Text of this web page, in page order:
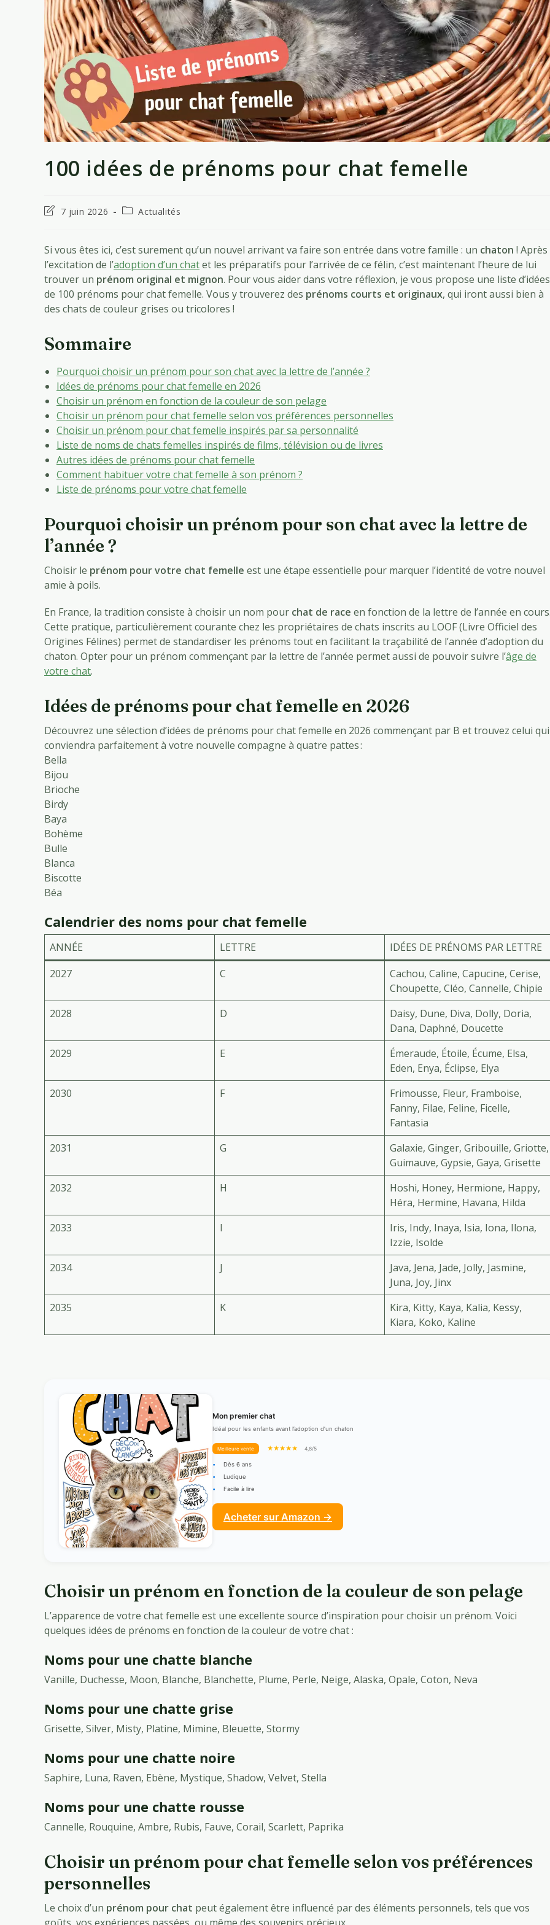
100 idées de prénoms pour chat femelle
Dernière
la
publication :
7 juin 2026
PostActualités
Si vous êtes ici, c’est surement qu’un nouvel arrivant va faire son entrée dans votre famille : un chaton ! Après
l’excitation de l’adoption d’un chatet les préparatifs pour l’arrivée de ce félin, c’est maintenant l’heure de lui
trouver un prénom original et mignon. Pour vous aider dans votre réflexion, je vous propose une liste d’idées
de 100 prénoms pour chat femelle. Vous y trouverez des prénoms courts et originaux, qui iront aussi bien à
des chats de couleur grises ou tricolores !
Sommaire
Pourquoi choisir un prénom pour son chat avec la lettre de l’année ?
Idées de prénoms pour chat femelle en 2026
Choisir un prénom en fonction de la couleur de son pelage
Choisir un prénom pour chat femelle selon vos préférences personnelles
Choisir un prénom pour chat femelle inspirés par sa personnalité
Liste de noms de chats femelles inspirés de films, télévision ou de livres
Autres idées de prénoms pour chat femelle
Comment habituer votre chat femelle à son prénom ?
Liste de prénoms pour votre chat femelle
Pourquoi choisir un prénom pour son chat avec la lettre de
l’année ?
Choisir le prénom pour votre chat femelle est une étape essentielle pour marquer l’identité de votre nouvel
amie à poils.
En France, la tradition consiste à choisir un nom pour chat de race en fonction de la lettre de l’année en
Cette pratique, particulièrement courante chez les propriétaires de chats inscrits au LOOF (Livre Officiel des
Origines Félines) permet de standardiser les prénoms tout en facilitant la traçabilité de l’année d’adoption du
chaton. Opter pour un prénom commençant par la lettre de l’année permet aussi de pouvoir suivre l’âge de
votre chat.
Idées de prénoms pour chat femelle en 2026
Découvrez une sélection d’idées de prénoms pour chat femelle en 2026 commençant par B et trouvez celui qui
conviendra parfaitement à votre nouvelle compagne à quatre pattes :
Bella
Bijou
Brioche
Birdy
Baya
Bohème
Bulle
Blanca
Biscotte
Béa
Calendrier des noms pour chat femelle
ANNÉE LETTRE
IDÉES DE PRÉNOMS PAR LETTRE
2027
C
Cachou, Caline, Capucine, Cerise,
Choupette, Cléo, Cannelle, Chipie
2028
D
Daisy, Dune, Diva, Dolly, Doria,
Dana, Daphné, Doucette
2029
E
Émeraude, Étoile, Écume, Elsa,
Eden, Enya, Éclipse, Elya
2030
F
Frimousse, Fleur, Framboise,
Fanny, Filae, Feline, Ficelle,
Fantasia
2031
G
Galaxie, Ginger, Gribouille, Griotte,
Guimauve, Gypsie, Gaya, Grisette
2032
H
Hoshi, Honey, Hermione, Happy,
Héra, Hermine, Havana, Hilda
2033
I
Iris, Indy, Inaya, Isia, Iona, Ilona,
Izzie, Isolde
2034
J
Java, Jena, Jade, Jolly, Jasmine,
Juna, Joy, Jinx
2035
K
Kira, Kitty, Kaya, Kalia, Kessy,
Kiara, Koko, Kaline
Mon premier chat
Idéal pour les enfants avant l’adoption d’un chaton
Meilleure vente ★★★★★ 4,8/5
Dès 6 ans
Ludique
Facile à lire
Acheter sur Amazon →
Choisir un prénom en fonction de la couleur de son pelage
L’apparence de votre chat femelle est une excellente source d’inspiration pour choisir un prénom. Voici
quelques idées de prénoms en fonction de la couleur de votre chat :
Noms pour une chatte blanche
Vanille, Duchesse, Moon, Blanche, Blanchette, Plume, Perle, Neige, Alaska, Opale, Coton, Neva
Noms pour une chatte grise
Grisette, Silver, Misty, Platine, Mimine, Bleuette, Stormy
Noms pour une chatte noire
Saphire, Luna, Raven, Ebène, Mystique, Shadow, Velvet, Stella
Noms pour une chatte rousse
Cannelle, Rouquine, Ambre, Rubis, Fauve, Corail, Scarlett, Paprika
Choisir un prénom pour chat femelle selon vos préférences
personnelles
Le choix d’un prénom pour chat peut également être influencé par des éléments personnels, tels que vos